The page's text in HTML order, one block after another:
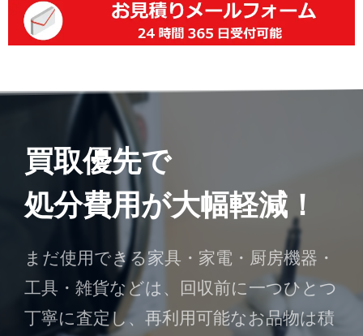
買取優先で
処分費用が大幅軽減！
まだ使用できる家具・家電・厨房機器・
工具・雑貨などは、回収前に一つひとつ
丁寧に査定し、再利用可能なお品物は積